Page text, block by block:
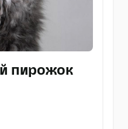
пирожок